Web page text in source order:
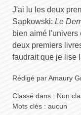
J'ai lu les deux
Sapkowski: Le
bien aimé l'univers
deux premiers
faudrait que je lise
Rédigé par Amaury
Classé dans : Non
Mots clés : aucun